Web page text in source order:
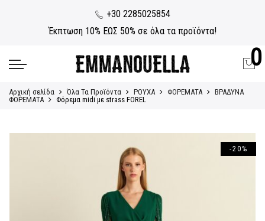
+30 2285025854
Έκπτωση 10% ΕΩΣ 50% σε όλα τα προϊόντα!
0
Αρχική σελίδα Όλα Τα Προϊόντα ΡΟΥΧΑ ΦΟΡΕΜΑΤΑ
ΒΡΑΔΥΝΑ
ΦΟΡΕΜΑΤΑ
Φόρεμα midi με strass FOREL
-20%